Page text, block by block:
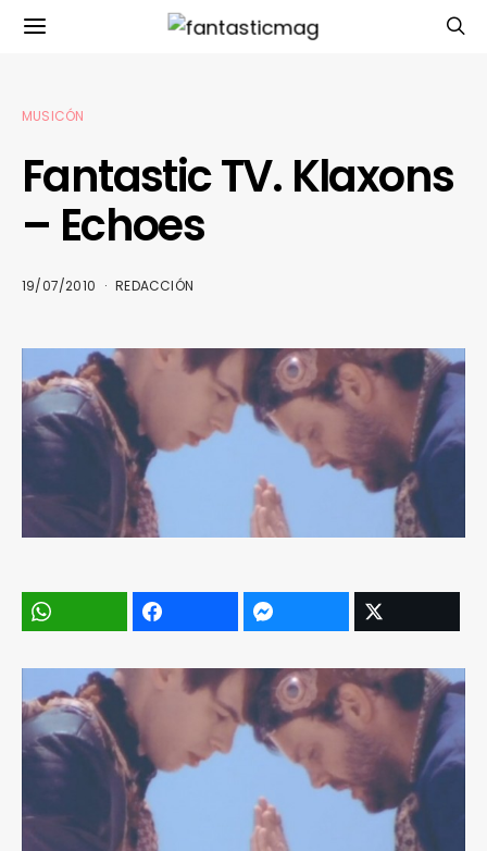
MUSICÓN
Fantastic TV. Klaxons
– Echoes
19/07/2010 REDACCIÓN